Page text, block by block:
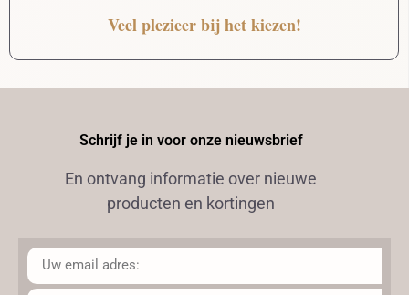
Veel plezieer bij het kiezen!
Schrijf je in voor onze nieuwsbrief
En ontvang informatie over nieuwe
producten en kortingen